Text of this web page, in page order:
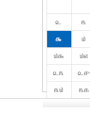
௨
௩
௯
௰
௰௬
௰௭
௨௩
௨௪
௩௰
௩௧